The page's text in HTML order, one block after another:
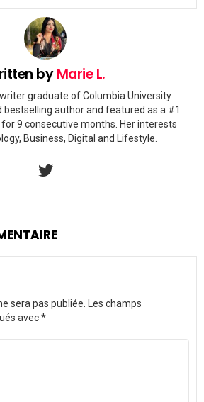
byMarie L.
graduate of Columbia University
bestselling author and featured as a #1
9 consecutive months. Her interests
Business, Digital and Lifestyle.
sera pas publiée.
Les champs
avec*